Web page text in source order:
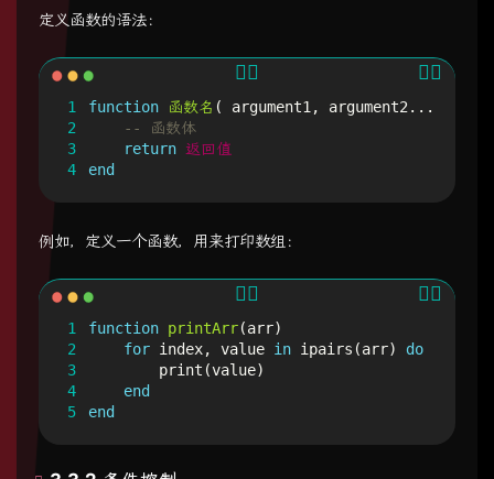
定义函数的语法：
1
2
3
4
function 函数名 ( argument1, argument2...,
-- 函数体
return 返回值
end
例如，定义一个函数，用来打印数组：
1
2
3
4
5
function printArr(arr)
for index, value in ipairs (arr)
do
print (value)
end
end